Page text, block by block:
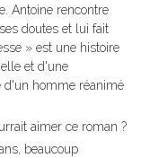
Antoine rencontre
doutes et lui fait
» est une histoire
et d'une
d'un homme réanimé
aimer ce roman ?
beaucoup